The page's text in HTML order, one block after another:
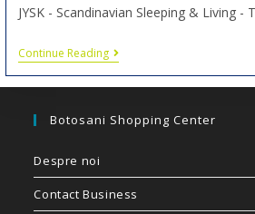
JYSK - Scandinavian Sleeping & Living -
Continue Reading
Botosani Shopping Center
Despre noi
Contact Business